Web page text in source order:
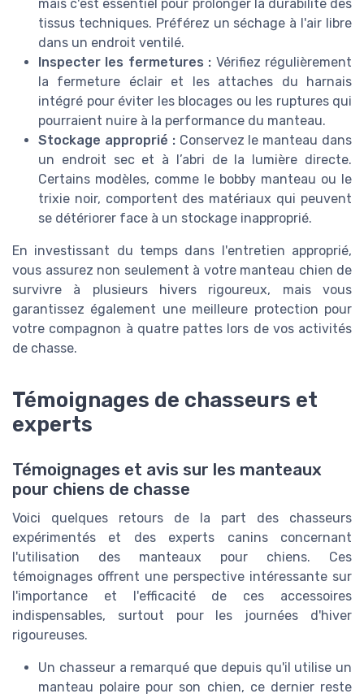
mais c'est essentiel pour prolonger la durabilité des
tissus techniques. Préférez un séchage à l'air libre
dans un endroit ventilé.
Inspecter les fermetures : Vérifiez régulièrement
la fermeture éclair et les attaches du harnais
intégré pour éviter les blocages ou les ruptures qui
pourraient nuire à la performance du manteau.
Stockage approprié :Conservez le manteau dans
un endroit sec et à l’abri de la lumière directe.
Certains modèles, comme le bobby manteau ou le
trixie noir, comportent des matériaux qui peuvent
se détériorer face à un stockage inapproprié.
En investissant du temps dans l'entretien approprié,
vous assurez non seulement à votre manteau chien de
survivre à plusieurs hivers rigoureux, mais vous
garantissez également une meilleure protection pour
votre compagnon à quatre pattes lors de vos activités
de chasse.
Témoignages de chasseurs et
experts
Témoignages et avis sur les manteaux
pour chiens de chasse
Voici quelques retours de la part des chasseurs
expérimentés et des experts canins concernant
l'utilisation des manteaux pour chiens. Ces
témoignages offrent une perspective intéressante sur
l'importance et l'efficacité de ces accessoires
indispensables, surtout pour les journées d'hiver
rigoureuses.
Un chasseur a remarqué que depuis qu'il utilise un
manteau polaire pour son chien, ce dernier reste